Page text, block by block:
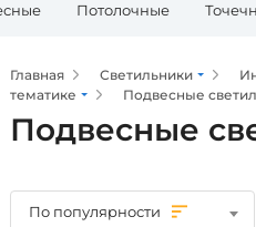
Потолочные
Главная Светильники
тематике
Подвесные
Подвесные
По популярности